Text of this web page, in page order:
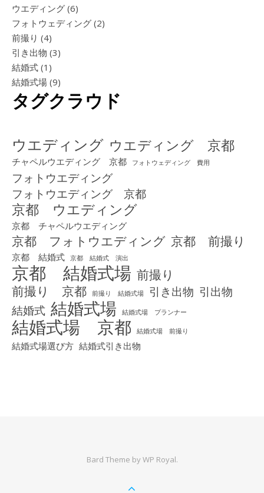
ウエディング (6)
フォトウェディング (2)
前撮り (4)
引き出物 (3)
結婚式 (1)
結婚式場 (9)
タグクラウド
ウエディング ウエディング 京都
チャペルウエディング 京都 フォトウェディング 費用
フォトウエディング
フォトウエディング 京都
京都 ウエディング
京都 チャペルウエディング
京都 フォトウエディング 京都 前撮り
京都 結婚式 京都 結婚式 演出
京都 結婚式場 前撮り
前撮り 京都
前撮り 結婚式場 引き出物 引出物
結婚式 結婚式場 結婚式場 プランナー
結婚式場 京都 結婚式場 前撮り
結婚式場選び方 結婚式引き出物
Bard Theme byWP Royal.